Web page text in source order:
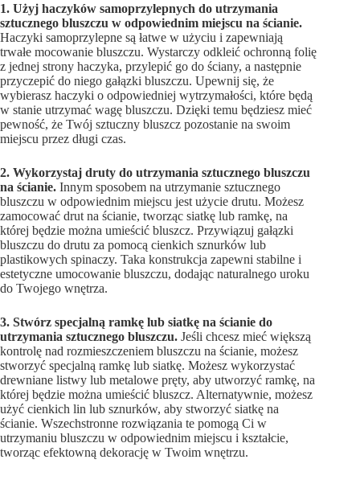
1. Użyj haczyków samoprzylepnych do utrzymania
sztucznego bluszczu w odpowiednim miejscu na ścianie.
Haczyki samoprzylepne są łatwe w użyciu i zapewniają
trwałe mocowanie bluszczu. Wystarczy odkleić ochronną folię
z jednej strony haczyka, przylepić go do ściany, a następnie
przyczepić do niego gałązki bluszczu. Upewnij się, że
wybierasz haczyki o odpowiedniej wytrzymałości, które będą
w stanie utrzymać wagę bluszczu. Dzięki temu będziesz mieć
pewność, że Twój sztuczny bluszcz pozostanie na swoim
miejscu przez długi czas.
2. Wykorzystaj druty do utrzymania sztucznego bluszczu
na ścianie. Innym sposobem na utrzymanie sztucznego
bluszczu w odpowiednim miejscu jest użycie drutu. Możesz
zamocować drut na ścianie, tworząc siatkę lub ramkę, na
której będzie można umieścić bluszcz. Przywiązuj gałązki
bluszczu do drutu za pomocą cienkich sznurków lub
plastikowych spinaczy. Taka konstrukcja zapewni stabilne i
estetyczne umocowanie bluszczu, dodając naturalnego uroku
do Twojego wnętrza.
3. Stwórz specjalną ramkę lub siatkę na ścianie do
utrzymania sztucznego bluszczu. Jeśli chcesz mieć większą
kontrolę nad rozmieszczeniem bluszczu na ścianie, możesz
stworzyć specjalną ramkę lub siatkę. Możesz wykorzystać
drewniane listwy lub metalowe pręty, aby utworzyć ramkę, na
której będzie można umieścić bluszcz. Alternatywnie, możesz
użyć cienkich lin lub sznurków, aby stworzyć siatkę na
ścianie. Wszechstronne rozwiązania te pomogą Ci w
utrzymaniu bluszczu w odpowiednim miejscu i kształcie,
tworząc efektowną dekorację w Twoim wnętrzu.